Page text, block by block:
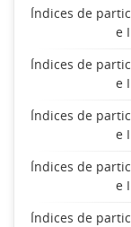
Índices de
e
Índices de
e
Índices de
e
Índices de
e
Índices de